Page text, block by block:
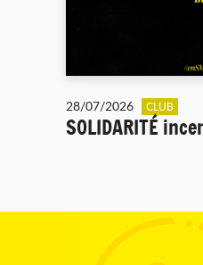
28/07/2026 CLUB
SOLIDARITÉ